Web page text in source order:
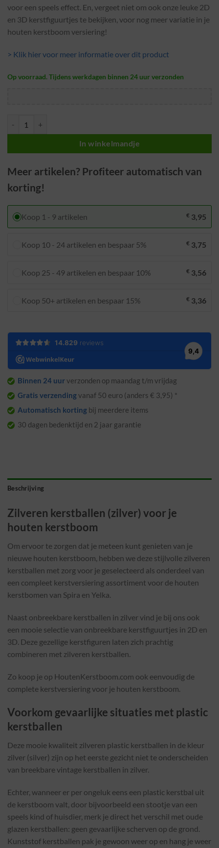
voor een speels effect. En, vergeet niet om ook onze leuke 2D
en 3D kerstfiguurtjes te bekijken, voor nog meer variatie in je
houten kerstboom versiering!
> Klik hier voor meer informatie over dit product
Op voorraad. Tijdens werkdagen binnen 24 uur verzonden
In winkelmandje
Meer artikelen? Profiteer automatisch van
korting!
Koop 1 - 9 artikelen € 3,95
Koop 10 - 24 artikelen en bespaar 5% € 3,75
Koop 25 - 49 artikelen en bespaar 10% € 3,56
Koop 50+ artikelen en bespaar 15% € 3,36
Binnen 24 uurverzonden op maandag t/m vrijdag
Gratis verzendingvanaf 50 euro (anders € 3,95) *
Automatisch korting bij meerdere items
30 dagen bedenktijd en 2 jaar garantie
Beschrijving
Zilveren kerstballen (zilver) voor je
houten kerstboom
Om ervoor te zorgen dat je meteen kunt genieten van je
nieuwe houten kerstboom, hebben we deze stijlvolle zilveren
kerstballen met zorg voor je geselecteerd als onderdeel van
een compleet kerstversiering assortiment voor de houten
kerstbomen van Spira en Yelka.
Naast onbreekbare kerstballen in zilver vind je bij ons ook
een mooie selectie van onbreekbare kerstfiguurtjes in 2D en
3D. Deze gezellige kerstfiguren laten zich prachtig
combineren met zilveren kerstballen.
Zo koop je op HoutenKerstboom.com ook eenvoudig de
complete kerstversiering voor je houten kerstboom.
Voorkom gevaarlijke situaties met plastic
kerstballen
Deze mooie kwaliteit zilveren plastic kerstballen in de kleur
zilver (silver) zijn op het eerste gezicht niet te onderscheiden
van breekbare vintage kerstballen in zilver.
Echter, wanneer er per ongeluk eens een plastic kerstbal uit
de kerstboom valt, door bijvoorbeeld een stootje van een
speels kind of huisdier, merk je direct het verschil met oude
glazen kerstballen: geen gevaarlijke scherven op de grond.
Kunststof kerstballen pak je gewoon weer op en hang je weer